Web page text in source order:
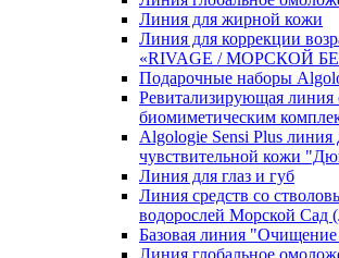
Линия для жирной кожи
Линия для коррекции
«RIVAGE / МОРСКОЙ
Подарочные наборы
Ревитализирующая
биомиметическим
Algologie Sensi Plus линия
чувcтвительной кожи
Линия для глаз и губ
Линия средств со
водорослей Морской Сад
Базовая линия "Очищение
Линия глобальное